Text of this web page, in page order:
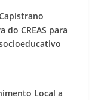
CREAS para
Local a